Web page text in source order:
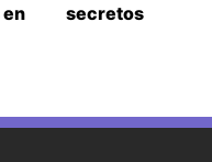
secretos